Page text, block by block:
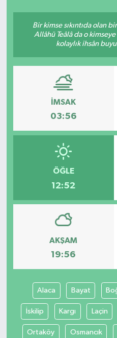
Bir kimse sıkıntıda olan
Allâhü Teâlâ da o
kolaylık ihsân
İMSAK
03:56
ÖĞLE
12:52
AKŞAM
19:56
Alaca Bayat
İskilip Kargı Laçin
Ortaköy Osmancık
KARLIOVA
RESMİ İLANLAR
SİYASET
SPOR
YEDİSU
Haber Arşivi